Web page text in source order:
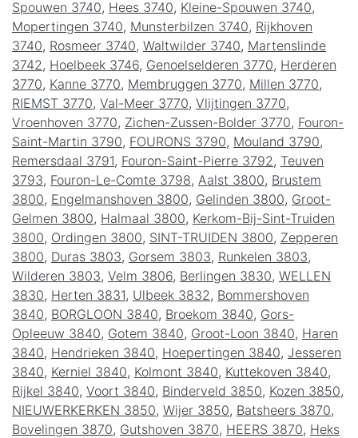
Spouwen 3740, Hees 3740, Kleine-Spouwen 3740,
Mopertingen 3740, Munsterbilzen 3740, Rijkhoven
3740, Rosmeer 3740, Waltwilder 3740, Martenslinde
3742 , Hoelbeek 3746, Genoelselderen 3770, Herderen
3770, Kanne 3770, Membruggen 3770, Millen 3770,
RIEMST 3770, Val-Meer 3770, Vlijtingen 3770,
Vroenhoven 3770, Zichen-Zussen-Bolder 3770, Fouron-
Saint-Martin 3790, FOURONS 3790, Mouland 3790,
Remersdaal 3791, Fouron-Saint-Pierre 3792 , Teuven
3793, Fouron-Le-Comte 3798, Aalst 3800, Brustem
3800, Engelmanshoven 3800, Gelinden 3800, Groot-
Gelmen 3800, Halmaal 3800, Kerkom-Bij-Sint-Truiden
3800, Ordingen 3800, SINT-TRUIDEN 3800, Zepperen
3800, Duras 3803, Gorsem 3803, Runkelen 3803,
Wilderen 3803, Velm 3806, Berlingen 3830, WELLEN
3830, Herten 3831, Ulbeek 3832 , Bommershoven
3840, BORGLOON 3840, Broekom 3840, Gors-
Opleeuw 3840, Gotem 3840, Groot-Loon 3840, Haren
3840, Hendrieken 3840, Hoepertingen 3840, Jesseren
3840, Kerniel 3840, Kolmont 3840, Kuttekoven 3840,
Rijkel 3840, Voort 3840, Binderveld 3850, Kozen 3850,
NIEUWERKERKEN 3850, Wijer 3850, Batsheers 3870,
Bovelingen 3870, Gutshoven 3870, HEERS 3870, Heks